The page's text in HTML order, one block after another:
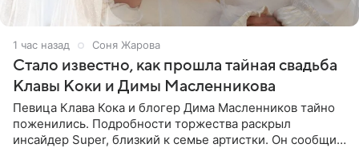
1 час назад Соня Жарова
Стало известно, как прошла тайная свадьба
Клавы Коки и Димы Масленникова
Певица Клава Кока и блогер Дима Масленников тайно
поженились. Подробности торжества раскрыл
инсайдер Super, близкий к семье артистки. Он сообщил,